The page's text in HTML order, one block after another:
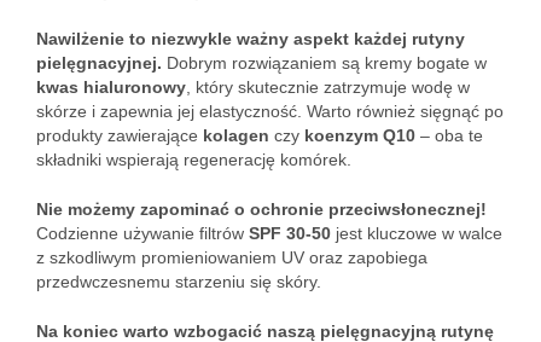
Nawilżenie to niezwykle ważny aspekt każdej rutyny
pielęgnacyjnej. Dobrym rozwiązaniem są kremy bogate w
kwas hialuronowy , który skutecznie zatrzymuje wodę w
skórze i zapewnia jej elastyczność. Warto również sięgnąć po
produkty zawierające kolagen czy koenzym Q10 – oba te
składniki wspierają regenerację komórek.
Nie możemy zapominać o ochronie przeciwsłonecznej!
Codzienne używanie filtrów SPF 30-50 jest kluczowe w walce
z szkodliwym promieniowaniem UV oraz zapobiega
przedwczesnemu starzeniu się skóry.
Na koniec warto wzbogacić naszą pielęgnacyjną rutynę